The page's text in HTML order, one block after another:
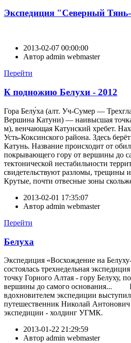
Экспедиция "Северный
2013-02-07 00:00:00
Автор admin webmaster
Перейти
К подножию Белухи - 2012
Гора Белу́ха (алт. Уч-Сумер —
Вершина Катуни) — наивысшая
м), венчающая Катунский хребет.
Усть-Коксинского района. Здесь
Катунь. Название происходит от
покрывающего гору от вершины до
тектонической нестабильности
свидетельствуют разломы, трещины
Крутые, почти отвесные зоны
2013-02-01 17:35:07
Автор admin webmaster
Перейти
Белуха
Экспедиция «Восхождение на
состоялась трехнедельная
точку Горного Алтая - гору Белуху,
вершины до самого основания...
вдохновителем экспедиции
путешественник Николай
экспедиции - холдинг
2013-01-22 21:29:59
Автор admin webmaster